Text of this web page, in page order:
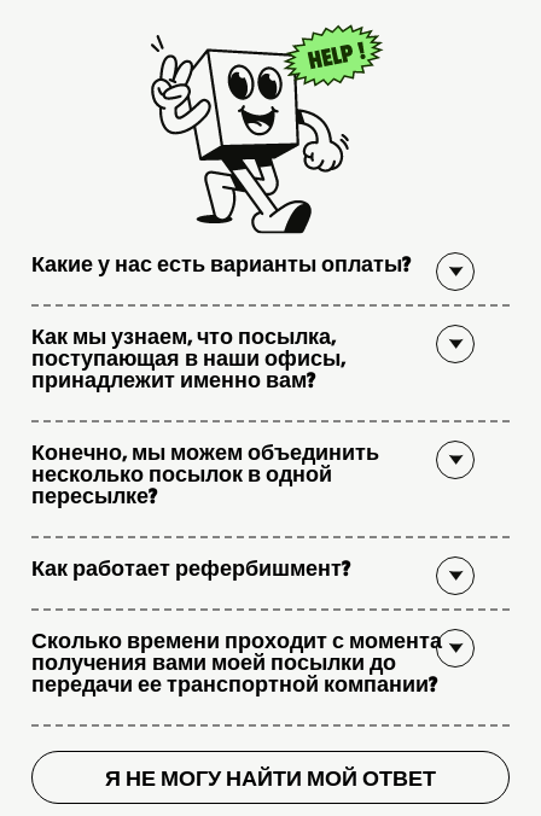
Какие у нас есть варианты оплаты?
Как мы узнаем, что посылка,
поступающая в наши офисы,
принадлежит именно вам?
Конечно, мы можем объединить
несколько посылок в одной
пересылке?
Как работает рефербишмент?
Сколько времени проходит с момента
получения вами моей посылки до
передачи ее транспортной компании?
Я НЕ МОГУ НАЙТИ МОЙ ОТВЕТ